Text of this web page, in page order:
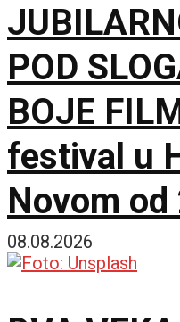
POD
BOJE
festival u
Novom
avgusta
08.08.2026